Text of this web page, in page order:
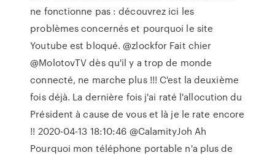
ne fonctionne pas : découvrez ici les
problèmes concernés et pourquoi le site
Youtube est bloqué. @zlockfor Fait chier
@MolotovTV dès qu'il y a trop de monde
connecté, ne marche plus !!! C'est la deuxième
fois déjà. La dernière fois j'ai raté l'allocution du
Président à cause de vous et là je le rate encore
!! 2020-04-13 18:10:46 @CalamityJoh Ah
Pourquoi mon téléphone portable n'a plus de